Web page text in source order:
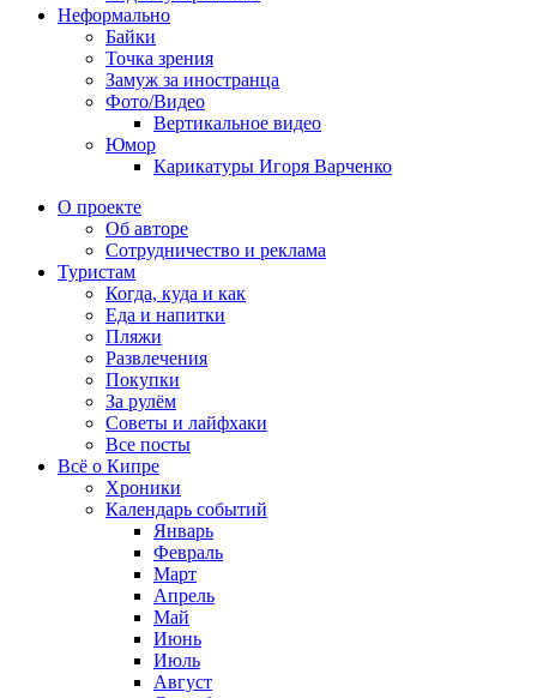
Неформально
Байки
Точка зрения
Замуж за иностранца
Фото/Видео
Вертикальное видео
Юмор
Карикатуры Игоря Варченко
О проекте
Об авторе
Сотрудничество и реклама
Туристам
Когда, куда и как
Еда и напитки
Пляжи
Развлечения
Покупки
За рулём
Советы и лайфхаки
Все посты
Всё о Кипре
Хроники
Календарь событий
Январь
Февраль
Март
Апрель
Май
Июнь
Июль
Август